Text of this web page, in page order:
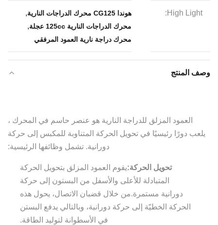
High Light: هوندا CG125 محرك الدراجات النارية ,
محرك الدراجات النارية 125cc عجلة ,
محرك دراجة نارية العمود المرفقي
وصف المنتج
العمود المزلق للدراجة النارية هو عنصر حاسم في المحرك ،
يلعب دورًا رئيسيًا في تحويل الحركة المتناوبة للمكبس إلى حركة
دورانية. تشمل وظائفها الرئيسية:
تحويل الحركة:يقوم العمود المزلق بتحويل الحركة
المتبادلة للأعلى والأسفل من البستون إلى حركة
دورانية مستمرة.من خلال قضبان الاتصال، يحول هذه
الحركة الخطيّة إلى حركة دورانية، وبالتالي يدفع البستن
في الأسطوانة لتوليد الطاقة.